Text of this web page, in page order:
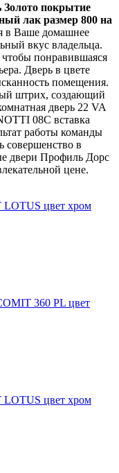
покрытие
лак размер 800 на
в Ваше домашнее
вкус владельца.
понравившаяся
Дверь в цвете
помещения.
штрих, создающий
дверь 22 VA
08C вставка
работы команды
совершенство в
двери Профиль Дорс
цене.